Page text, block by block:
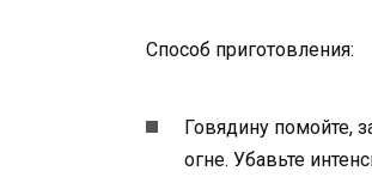
Способ приготовления:
Говядину помойте,
огне. Убавьте